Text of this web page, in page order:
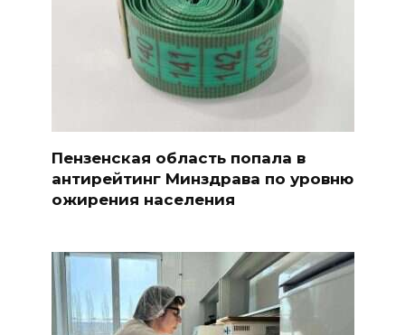
Пензенская область попала в
антирейтинг Минздрава по уровню
ожирения населения